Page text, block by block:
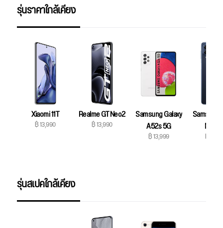
รุ่นราคาใกล้เคียง
Xiaomi 11T
฿ 13,990
Realme GT Neo2
฿ 13,990
Samsung Galaxy
A52s 5G
฿ 13,999
Samsung
M53
฿
รุ่นสเปคใกล้เคียง